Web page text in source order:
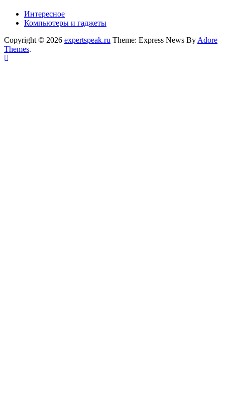
Интересное
Компьютеры и гаджеты
Copyright © 2026 expertspeak.ru Theme: Express News By Adore
Themes.